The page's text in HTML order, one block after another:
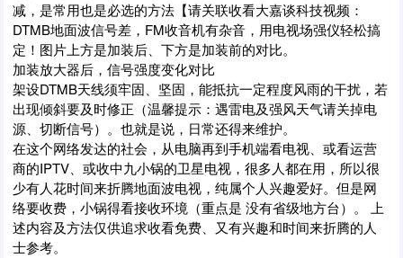
减，是常用也是必选的方法【请关联收看大嘉谈科技视频：
DTMB地面波信号差，FM收音机有杂音，用电视场强仪轻松搞
定！图片上方是加装后、下方是加装前的对比。
加装放大器后，信号强度变化对比
架设DTMB天线须牢固、坚固，能抵抗一定程度风雨的干扰，若
出现倾斜要及时修正（温馨提示：遇雷电及强风天气请关掉电
源、切断信号）。也就是说，日常还得来维护。
在这个网络发达的社会，从电脑再到手机端看电视、或看运营
商的IPTV、或收中九小锅的卫星电视，很多人都在用，所以很
少有人花时间来折腾地面波电视，纯属个人兴趣爱好。但是网
络要收费，小锅得看接收环境（重点是 没有省级地方台）。 上
述内容及方法仅供追求收看免费、又有兴趣和时间来折腾的人
士参考。